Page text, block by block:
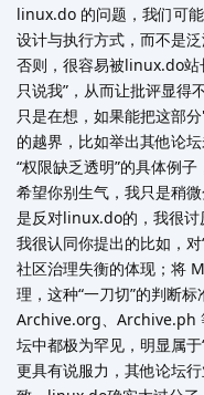
linux.do 的问题，我们可
设计与执行方式，而不是泛
否则，很容易被linux.do站
只说我”，从而让批评显得
只是在想，如果能把这部
的越界，比如举出其他论
“权限缺乏透明”的具体例子
希望你别生气，我只是稍
是反对linux.do的，我很
我很认同你提出的比如，
社区治理失衡的体现；将
理，这种“一刀切”的判断
Archive.org、Archive.ph
坛中都极为罕见，明显属
更具有说服力，其他论坛